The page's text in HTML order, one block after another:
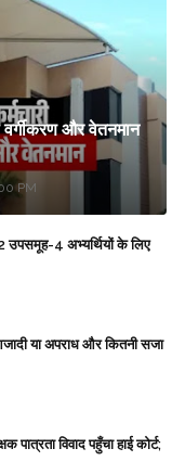
वर्गीकरण और वेतनमान
PM
4 अभ्यर्थियों के लिए
या अपराध और कितनी सजा
पात्रता विवाद पहुँचा हाई कोर्ट;